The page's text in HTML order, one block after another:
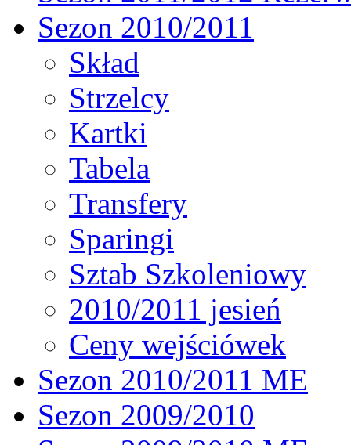
Sezon 2010/2011
Skład
Strzelcy
Kartki
Tabela
Transfery
Sparingi
Sztab Szkoleniowy
2010/2011 jesień
Ceny wejściówek
Sezon 2010/2011 ME
Sezon 2009/2010